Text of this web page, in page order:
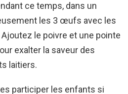
ce temps, dans un
les 3 œufs avec les
le poivre et une pointe
exalter la saveur des
laitiers.
participer les enfants si